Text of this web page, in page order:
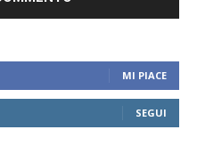
MI PIACE
SEGUI